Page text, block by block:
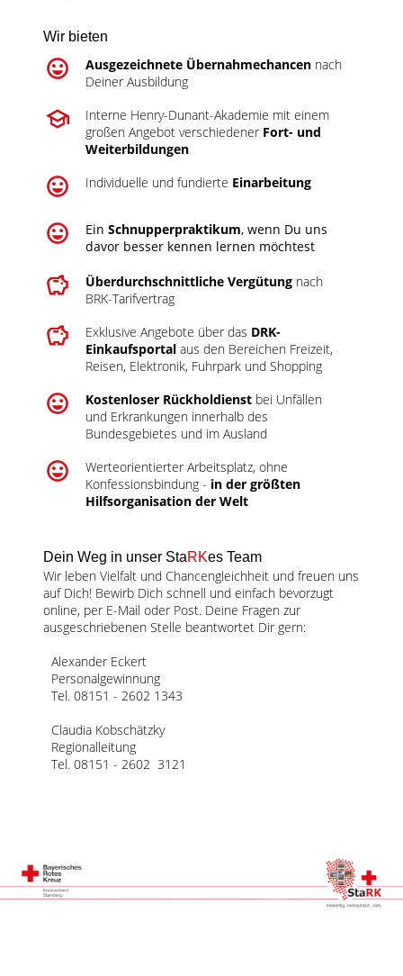
Wir bieten
Ausgezeichnete Übernahmechancen nach
Deiner Ausbildung
Interne Henry-Dunant-Akademie mit einem
großen Angebot verschiedener Fort- und
Weiterbildungen
Individuelle und fundierte Einarbeitung
Ein Schnupperpraktikum, wenn Du uns
davor besser kennen lernen möchtest
Überdurchschnittliche Vergütung nach
BRK-Tarifvertrag
Exklusive Angebote über das DRK-
Einkaufsportal aus den Bereichen Freizeit,
Reisen, Elektronik, Fuhrpark und Shopping
Kostenloser Rückholdienst bei Unfällen
und Erkrankungen innerhalb des
Bundesgebietes und im Ausland
Werteorientierter Arbeitsplatz, ohne
Konfessionsbindung - in der größten
Hilfsorganisation der Welt
Dein Weg in unser StaRKes Team
Wir leben Vielfalt und Chancengleichheit und freuen uns
auf Dich! Bewirb Dich schnell und einfach bevorzugt
online, per E-Mail oder Post. Deine Fragen zur
ausgeschriebenen Stelle beantwortet Dir gern:
Alexander Eckert
Personalgewinnung
Tel. 08151 - 2602 1343
Claudia Kobschätzky
Regionalleitung
Tel. 08151 - 2602 3121